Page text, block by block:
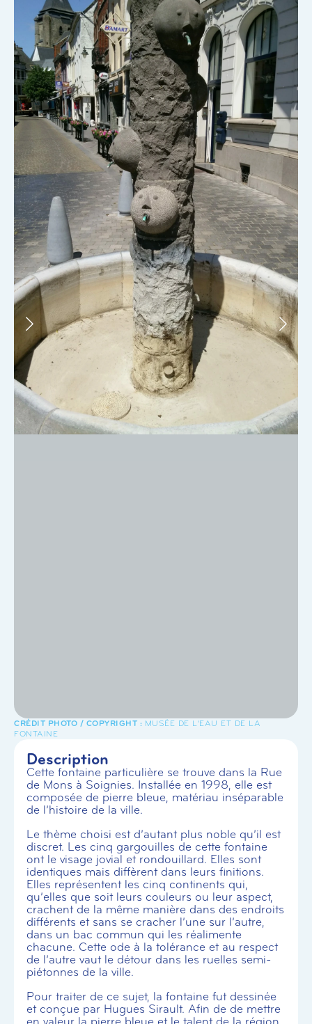
MUSÉE DE L'EAU ET DE LA
FONTAINE
Description
Cette fontaine particulière se trouve dans la Rue
de Mons à Soignies. Installée en 1998, elle est
composée de pierre bleue, matériau inséparable
de l’histoire de la ville.
Le thème choisi est d’autant plus noble qu’il est
discret. Les cinq gargouilles de cette fontaine
ont le visage jovial et rondouillard. Elles sont
identiques mais diffèrent dans leurs finitions.
Elles représentent les cinq continents qui,
qu’elles que soit leurs couleurs ou leur aspect,
crachent de la même manière dans des endroits
différents et sans se cracher l’une sur l’autre,
dans un bac commun qui les réalimente
chacune. Cette ode à la tolérance et au respect
de l’autre vaut le détour dans les ruelles semi-
piétonnes de la ville.
Pour traiter de ce sujet, la fontaine fut dessinée
et conçue par Hugues Sirault. Afin de de mettre